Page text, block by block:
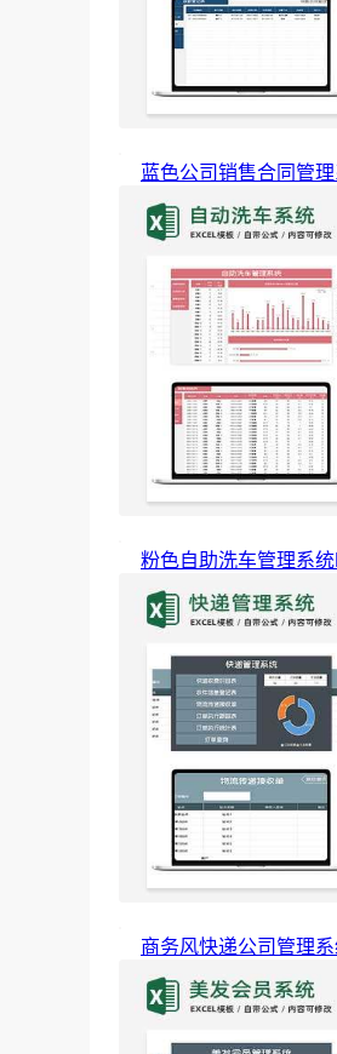
蓝色公司销售合同管
粉色自助洗车管理系
商务风快递公司管理